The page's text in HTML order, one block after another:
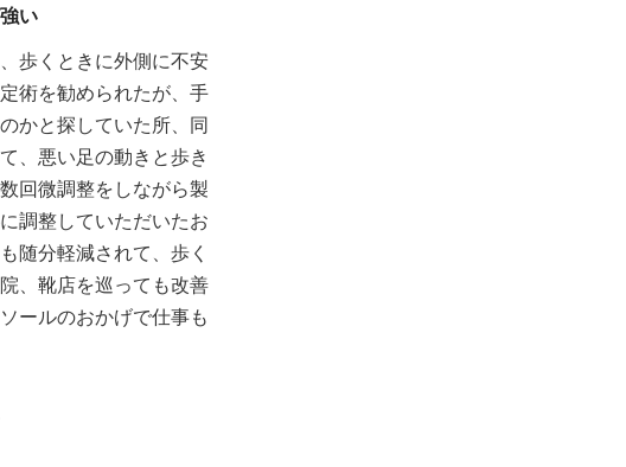
い
歩くときに外側に不安
術を勧められたが、手
かと探していた所、同
、悪い足の動きと歩き
回微調整をしながら製
調整していただいたお
随分軽減されて、歩く
、靴店を巡っても改善
ールのおかげで仕事も